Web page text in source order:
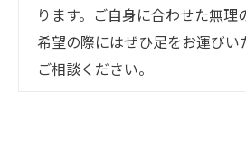
ります。ご自身に合わせた無
希望の際にはぜひ足をお運びい
ご相談ください。